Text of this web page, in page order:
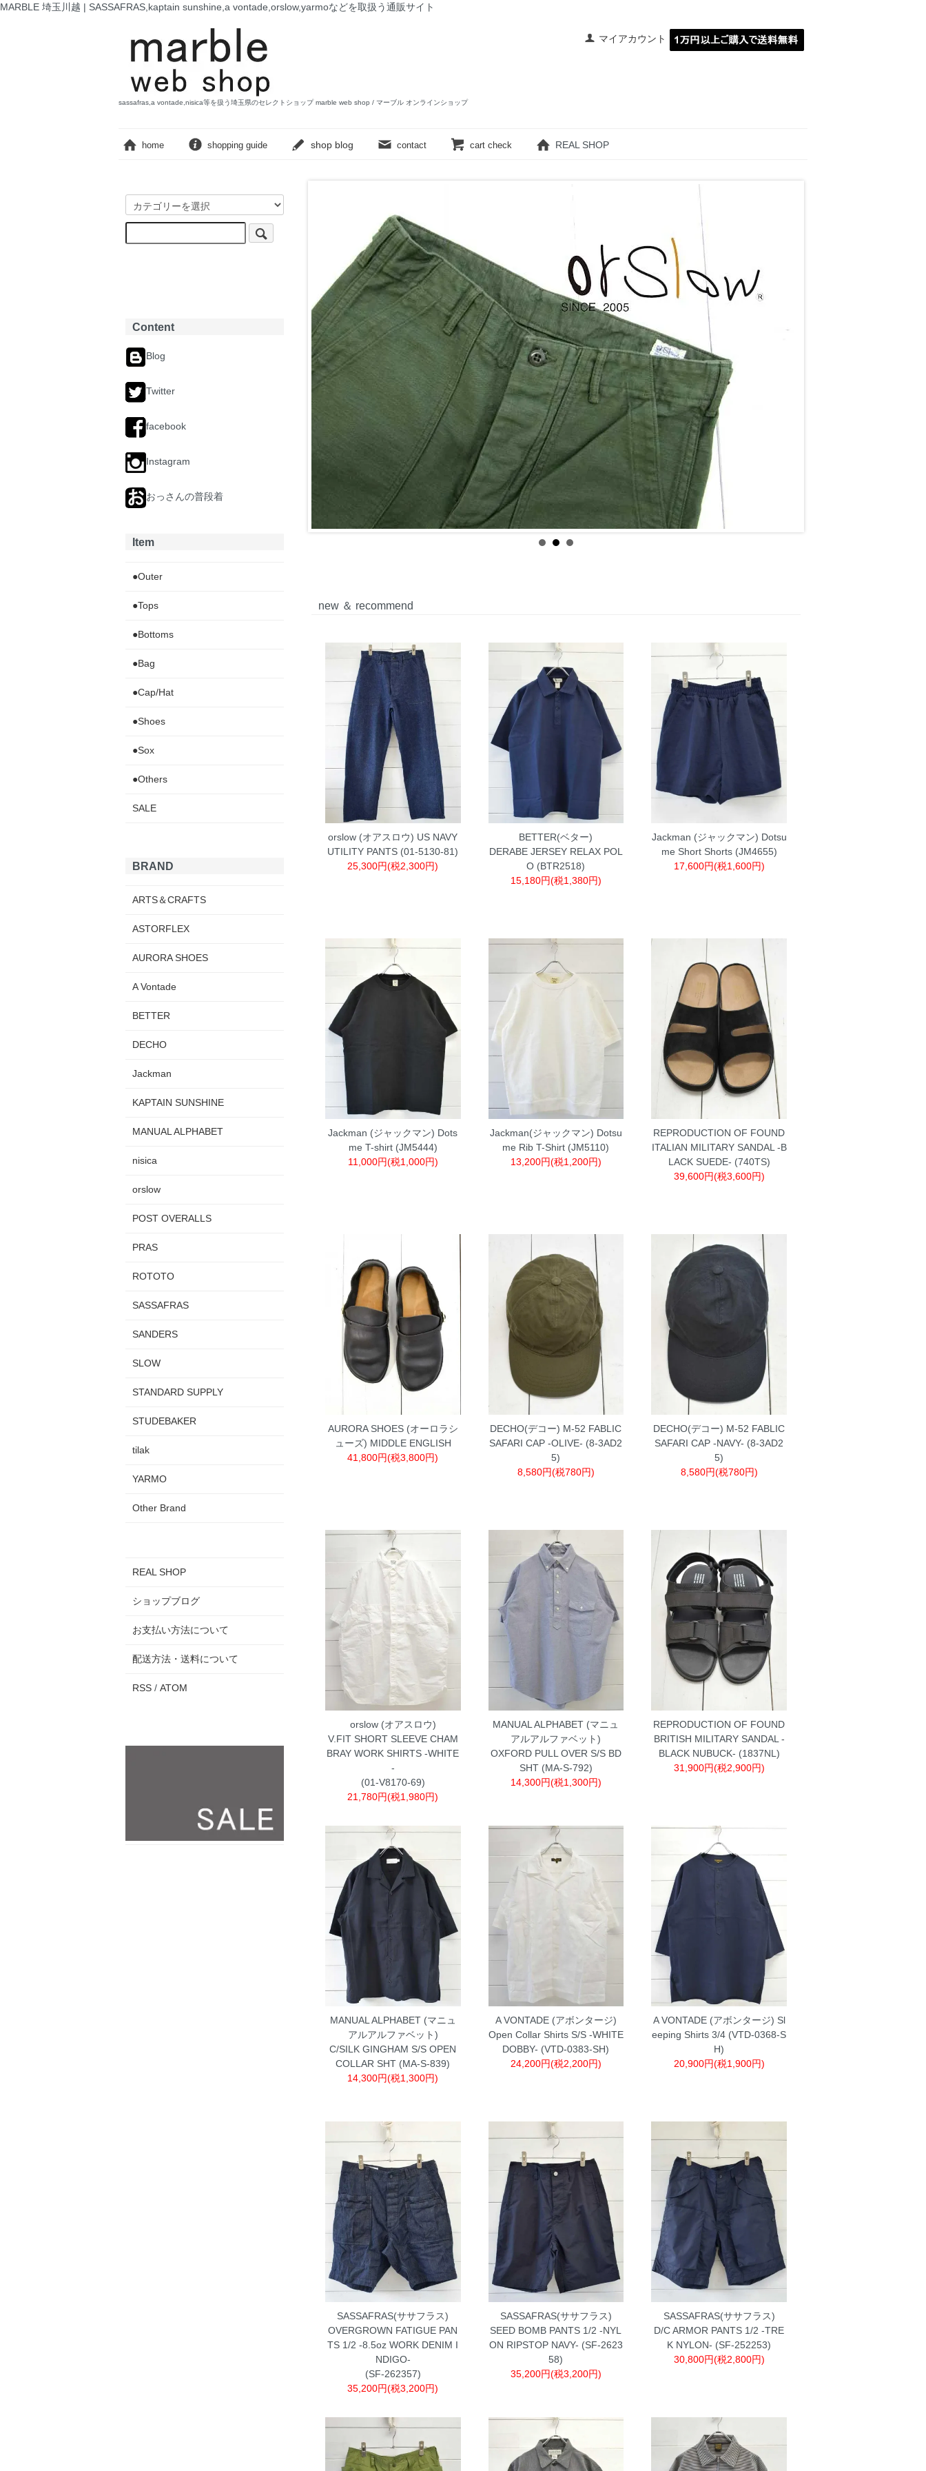
MARBLE 埼玉川越 | SASSAFRAS,kaptain sunshine,a vontade,orslow,yarmoなどを取扱う通販サイト
マイアカウント
sassafras,a vontade,nisica等を扱う埼玉県のセレクトショップ marble web shop / マーブル オンラインショップ
home shopping guide shop blog contact cart check REAL SHOP
new ＆ recommend
orslow (オアスロウ) US NAVY
UTILITY PANTS (01-5130-81)
25,300円(税2,300円)
BETTER(ベター)
DERABE JERSEY RELAX POL
O (BTR2518)
15,180円(税1,380円)
Jackman (ジャックマン) Dotsu
me Short Shorts (JM4655)
17,600円(税1,600円)
Jackman (ジャックマン) Dots
me T-shirt (JM5444)
11,000円(税1,000円)
Jackman(ジャックマン) Dotsu
me Rib T-Shirt (JM5110)
13,200円(税1,200円)
REPRODUCTION OF FOUND
ITALIAN MILITARY SANDAL -B
LACK SUEDE- (740TS)
39,600円(税3,600円)
AURORA SHOES (オーロラシ
ューズ) MIDDLE ENGLISH
41,800円(税3,800円)
DECHO(デコー) M-52 FABLIC
SAFARI CAP -OLIVE- (8-3AD2
5)
8,580円(税780円)
DECHO(デコー) M-52 FABLIC
SAFARI CAP -NAVY- (8-3AD2
5)
8,580円(税780円)
orslow (オアスロウ)
V.FIT SHORT SLEEVE CHAM
BRAY WORK SHIRTS -WHITE
-
(01-V8170-69)
21,780円(税1,980円)
MANUAL ALPHABET (マニュ
アルアルファベット)
OXFORD PULL OVER S/S BD
SHT (MA-S-792)
14,300円(税1,300円)
REPRODUCTION OF FOUND
BRITISH MILITARY SANDAL -
BLACK NUBUCK- (1837NL)
31,900円(税2,900円)
MANUAL ALPHABET (マニュ
アルアルファベット)
C/SILK GINGHAM S/S OPEN
COLLAR SHT (MA-S-839)
14,300円(税1,300円)
A VONTADE (アボンタージ)
Open Collar Shirts S/S -WHITE
DOBBY- (VTD-0383-SH)
24,200円(税2,200円)
A VONTADE (アボンタージ) Sl
eeping Shirts 3/4 (VTD-0368-S
H)
20,900円(税1,900円)
SASSAFRAS(ササフラス)
OVERGROWN FATIGUE PAN
TS 1/2 -8.5oz WORK DENIM I
NDIGO-
(SF-262357)
35,200円(税3,200円)
SASSAFRAS(ササフラス)
SEED BOMB PANTS 1/2 -NYL
ON RIPSTOP NAVY- (SF-2623
58)
35,200円(税3,200円)
SASSAFRAS(ササフラス)
D/C ARMOR PANTS 1/2 -TRE
K NYLON- (SF-252253)
30,800円(税2,800円)
Content
Blog
Twitter
facebook
Instagram
おっさんの普段着
Item
●Outer
●Tops
●Bottoms
●Bag
●Cap/Hat
●Shoes
●Sox
●Others
SALE
BRAND
ARTS＆CRAFTS
ASTORFLEX
AURORA SHOES
A Vontade
BETTER
DECHO
Jackman
KAPTAIN SUNSHINE
MANUAL ALPHABET
nisica
orslow
POST OVERALLS
PRAS
ROTOTO
SASSAFRAS
SANDERS
SLOW
STANDARD SUPPLY
STUDEBAKER
tilak
YARMO
Other Brand
REAL SHOP
ショップブログ
お支払い方法について
配送方法・送料について
RSS / ATOM